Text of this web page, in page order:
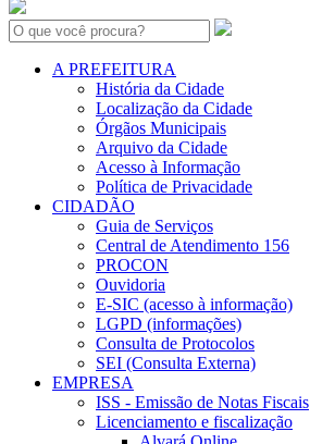
Search:
A PREFEITURA
História da Cidade
Localização da Cidade
Órgãos Municipais
Arquivo da Cidade
Acesso à Informação
Política de Privacidade
CIDADÃO
Guia de Serviços
Central de Atendimento 156
PROCON
Ouvidoria
E-SIC (acesso à informação)
LGPD (informações)
Consulta de Protocolos
SEI (Consulta Externa)
EMPRESA
ISS - Emissão de Notas Fiscais
Licenciamento e fiscalização